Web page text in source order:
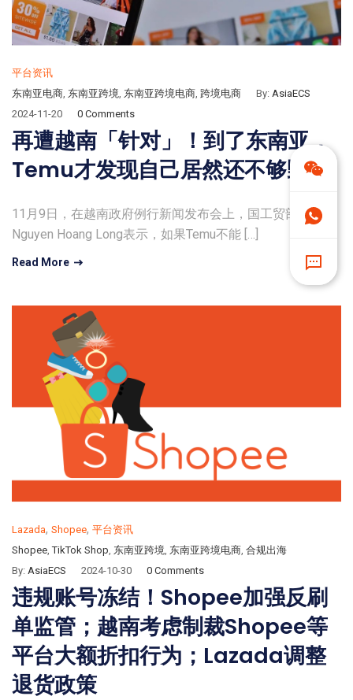
平台资讯
东南亚电商 东南亚跨境 东南亚跨境电商 跨境电商 By: AsiaECS
2024-11-20
0 Comments
再遭越南「针对」！到了东南亚，
Temu才发现自己居然还不够野
11月9日，在越南政府例行新闻发布会上，国工贸部副部长
Nguyen Hoang Long表示，如果Temu不能 […]
Read More
Lazada, Shopee, 平台资讯
Shopee ,TikTok Shop 东南亚跨境 东南亚跨境电商 合规出海
By: AsiaECS 2024-10-30 0 Comments
违规账号冻结！Shopee加强反刷
单监管；越南考虑制裁Shopee等
平台大额折扣行为；Lazada调整
退货政策